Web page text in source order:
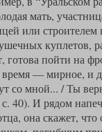
мать,
или
куплетов,
готова пойти на
— мирное, и
со мной... / Ты
40). И рядом
она скажет,